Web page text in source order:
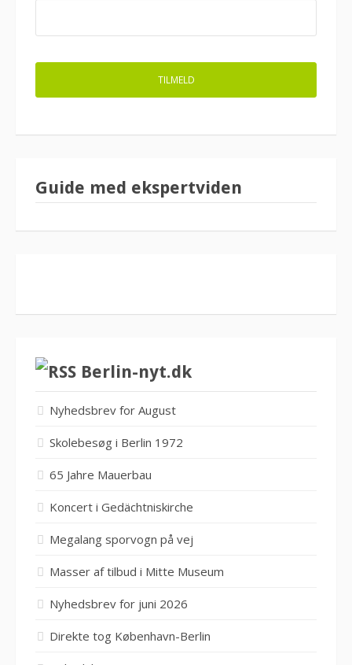
Guide med ekspertviden
Berlin-nyt.dk
Nyhedsbrev for August
Skolebesøg i Berlin 1972
65 Jahre Mauerbau
Koncert i Gedächtniskirche
Megalang sporvogn på vej
Masser af tilbud i Mitte Museum
Nyhedsbrev for juni 2026
Direkte tog København-Berlin